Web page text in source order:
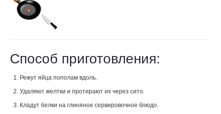
Способ приготовления:
Режут яйца пополам вдоль.
Удаляют желтки и протирают их через сито.
Кладут белки на глиняное сервировочное блюдо.